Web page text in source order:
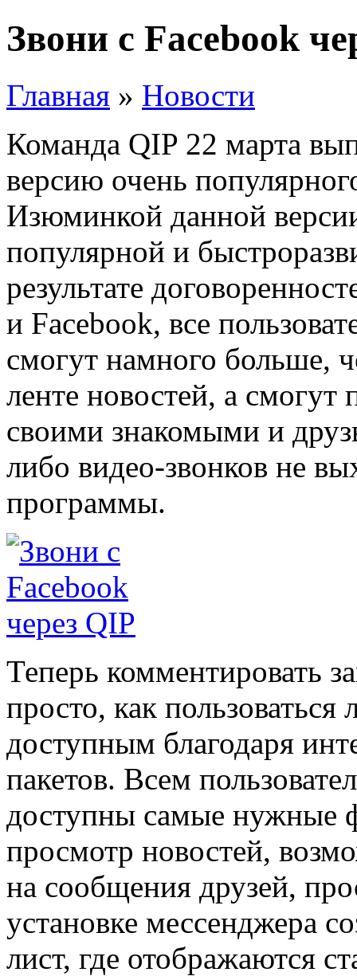
Звони с Facebook
Главная » Новости
Команда QIP 22 марта
версию очень
Изюминкой данной
популярной и
результате
и Facebook, все
смогут намного больше,
ленте новостей, а смогут
своими знакомыми и
либо видео-звонков не
программы.
Теперь комментировать
просто, как
доступным благодаря
пакетов. Всем
доступны самые нужные
просмотр новостей,
на сообщения друзей,
установке мессенджера
лист, где отображаются